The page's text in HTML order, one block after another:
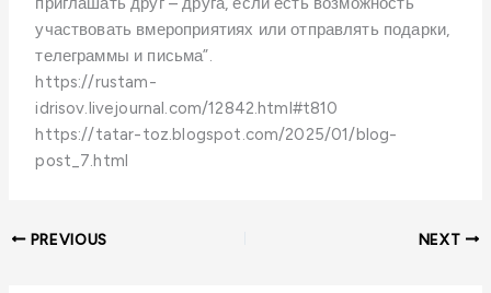
участвовать вмероприятиях или отправлять подарки,
телеграммы и письма”.
https://rustam-
idrisov.livejournal.com/12842.html#t810
https://tatar-toz.blogspot.com/2025/01/blog-
post_7.html
PREVIOUS NEXT